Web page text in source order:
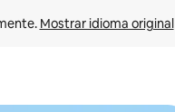
Mostrar idioma original